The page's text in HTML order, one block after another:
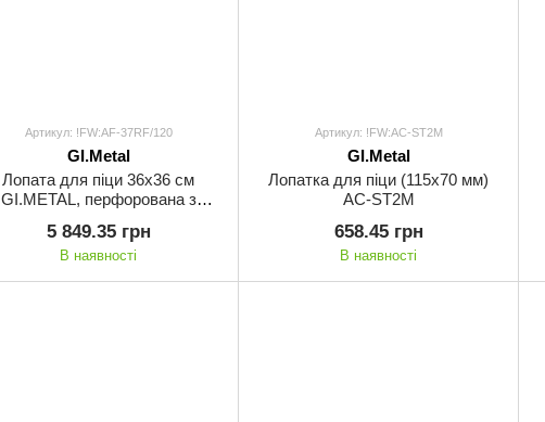
Артикул: !FW:AF-37RF/120
GI.Metal
Лопата для піци 36х36 см
GI.METAL, перфорована з
5 849.35 грн
В наявності
Артикул: !FW:AC-ST2M
GI.Metal
Лопатка для піци (115х70 мм)
AC-ST2M
658.45 грн
В наявності